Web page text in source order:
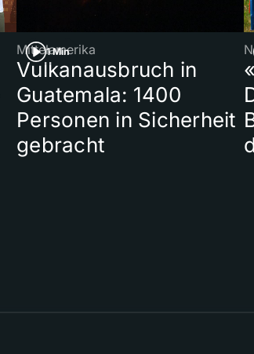
1 Min
Mittelamerika
Vulkanausbruch in
Guatemala: 1400
Personen in Sicherheit
gebracht